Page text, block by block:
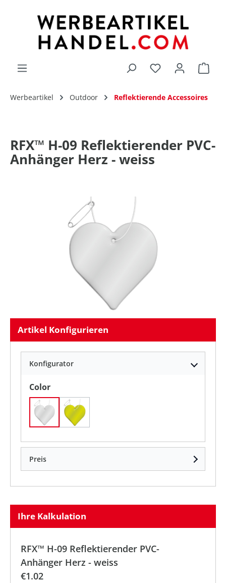
Du hast 0
Werbeartikel Outdoor Reflektierende Accessoires
RFX™ H-09 Reflektierender PVC-
Anhänger Herz - weiss
Bildergalerie überspringen
Artikel Konfigurieren
Konfigurator
Colorauswählen
Weiß neongelb
Preis
Ihre Kalkulation
RFX™ H-09 Reflektierender PVC-
Anhänger Herz - weiss
€1.02